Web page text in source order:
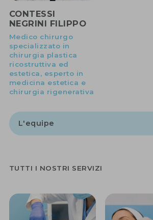
CONTESSI
NEGRINI FILIPPO
Medico chirurgo
specializzato in
chirurgia plastica
ricostruttiva ed
estetica, esperto in
medicina estetica e
chirurgia rigenerativa
L'equipe
TUTTI I NOSTRI SERVIZI